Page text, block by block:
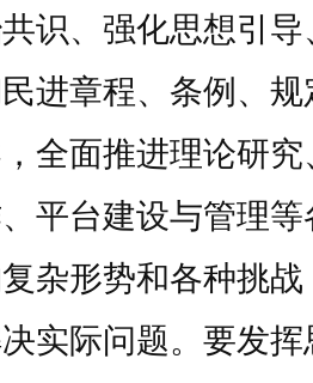
识、强化思想引
进章程、条例、
全面推进理论研
平台建设与管理
杂形势和各种挑
实际问题。要发